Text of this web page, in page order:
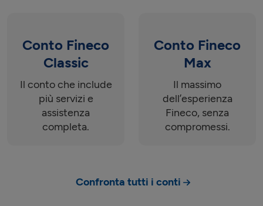
Conto Fineco
Classic
Il conto che include
più servizi e
assistenza
completa.
Conto Fineco
Max
Il massimo
dell’esperienza
Fineco, senza
compromessi.
Confronta tutti i conti